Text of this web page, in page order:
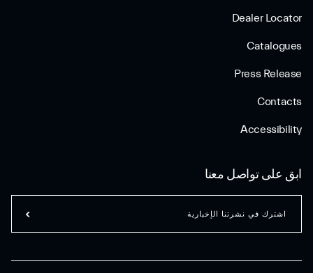
Dealer Locator
Catalogues
Press Release
Contacts
Accessibility
ابق على تواصل معنا
اشترك في نشرتنا الإخبارية